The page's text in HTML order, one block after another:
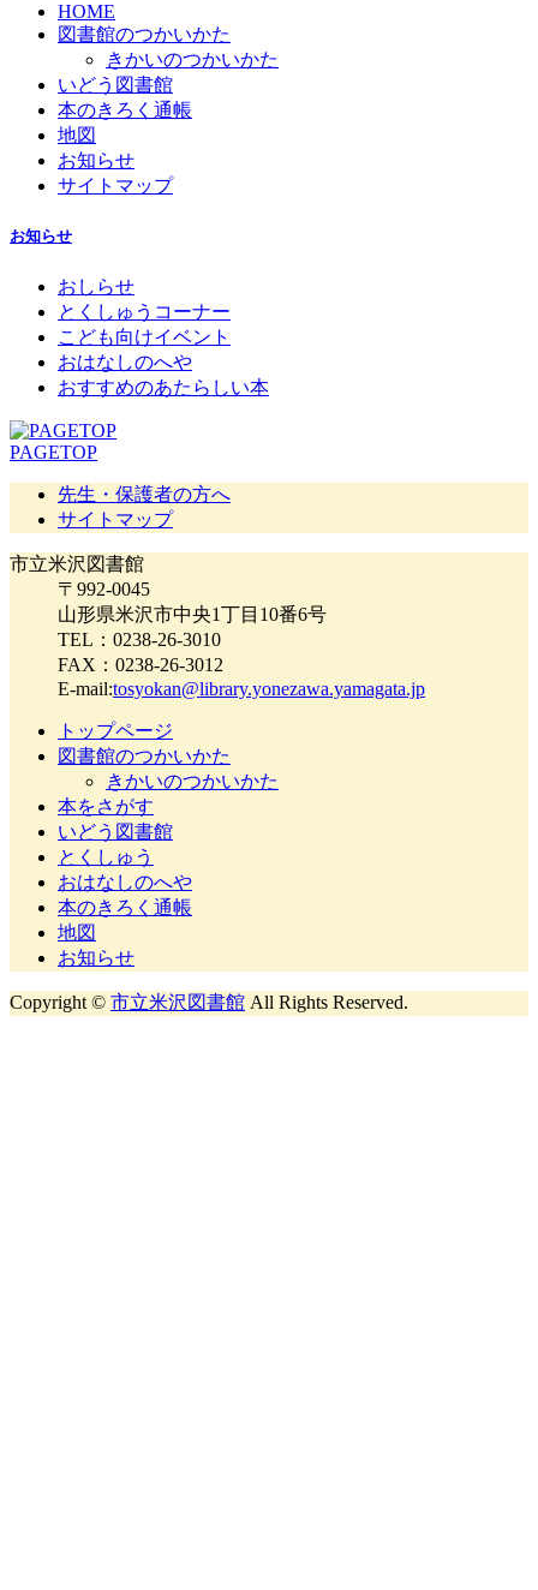
HOME
図書館のつかいかた
きかいのつかいかた
いどう図書館
本のきろく通帳
地図
お知らせ
サイトマップ
お知らせ
おしらせ
とくしゅうコーナー
こども向けイベント
おはなしのへや
おすすめのあたらしい本
PAGETOP
先生・保護者の方へ
サイトマップ
市立米沢図書館
〒992-0045
山形県米沢市中央1丁目10番6号
TEL：0238-26-3010
FAX：0238-26-3012
E-mail:tosyokan@library.yonezawa.yamagata.jp
トップページ
図書館のつかいかた
きかいのつかいかた
本をさがす
いどう図書館
とくしゅう
おはなしのへや
本のきろく通帳
地図
お知らせ
Copyright © 市立米沢図書館 All Rights Reserved.